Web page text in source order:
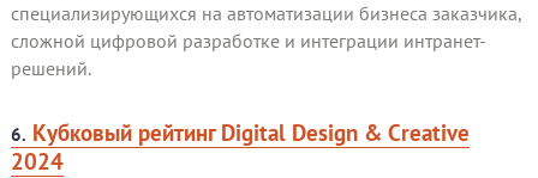
специализирующихся на автоматизации бизнеса заказчика,
сложной цифровой разработке и интеграции интранет-
решений.
6. Кубковый рейтинг Digital Design & Creative
2024